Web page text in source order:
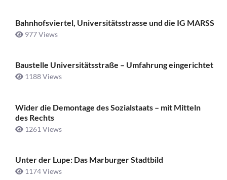
Bahnhofsviertel, Universitätsstrasse und die IG MARSS
977 Views
Baustelle Universitätsstraße ­– Umfahrung eingerichtet
1188 Views
Wider die Demontage des Sozialstaats – mit Mitteln
des Rechts
1261 Views
Unter der Lupe: Das Marburger Stadtbild
1174 Views